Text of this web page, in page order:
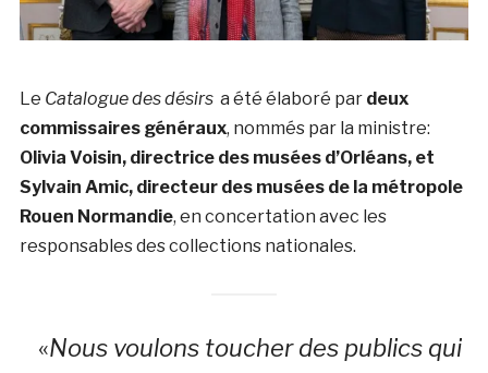
Le Catalogue des désirsa été élaboré pardeux
commissaires généraux, nommés par la ministre:
Olivia Voisin, directrice des musées d’Orléans, et
Sylvain Amic, directeur des musées de la métropole
Rouen Normandie, en concertation avec les
responsables des collections nationales.
«Nous voulons toucher des publics qui